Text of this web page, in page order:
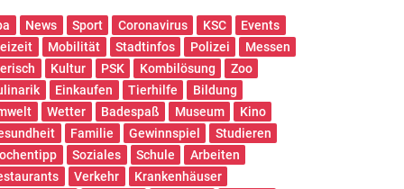
News Sport Coronavirus KSC
Events
Mobilität Stadtinfos Polizei
Messen
Kultur PSK Kombilösung
Zoo
Einkaufen Tierhilfe
Bildung
Wetter Badespaß Museum
Kino
Familie Gewinnspiel
Studieren
Soziales Schule
Arbeiten
Verkehr
Krankenhäuser